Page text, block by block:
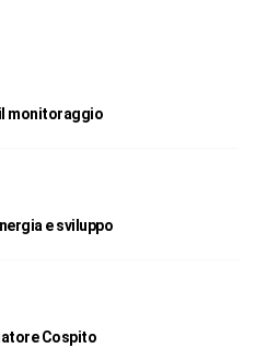
monitoraggio
e sviluppo
Cospito